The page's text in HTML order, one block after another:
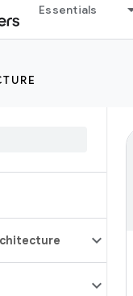
Essentials